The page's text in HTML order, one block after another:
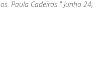
Paula Cadeiras " Junho 24,